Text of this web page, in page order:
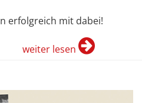
erfolgreich mit dabei!
weiter lesen